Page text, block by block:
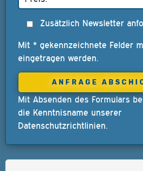
Zusätzlich Newsletter
Mit * gekennzeichnete Felder
eingetragen werden.
Mit Absenden des Formulars
die Kenntnisname unserer
Datenschutzrichtlinien.